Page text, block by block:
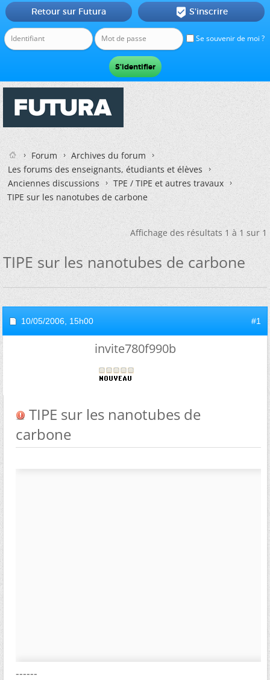
Se souvenir de moi ?
Retour sur Futura  S'inscrire
Forum
Archives du forum
Les forums des enseignants, étudiants et élèves
Anciennes discussions
TPE / TIPE et autres travaux
TIPE sur les nanotubes de carbone
Affichage des résultats 1 à 1 sur 1
TIPE sur les nanotubes de carbone
10/05/2006, 15h00 #1
invite780f990b
TIPE sur les nanotubes de
carbone
------